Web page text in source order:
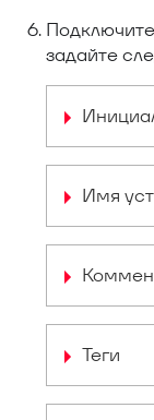
задайте
Имя
Теги